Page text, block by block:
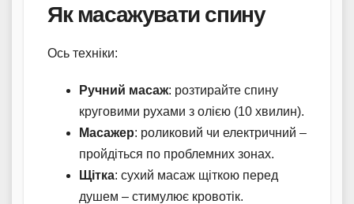
Як масажувати спину
Ось техніки:
Ручний масаж: розтирайте спину
круговими рухами з олією (10 хвилин).
Масажер: роликовий чи електричний –
пройдіться по проблемних зонах.
Щітка: сухий масаж щіткою перед
душем – стимулює кровотік.